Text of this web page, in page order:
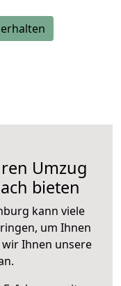
Umzug
bieten
kann viele
um Ihnen
Ihnen unsere